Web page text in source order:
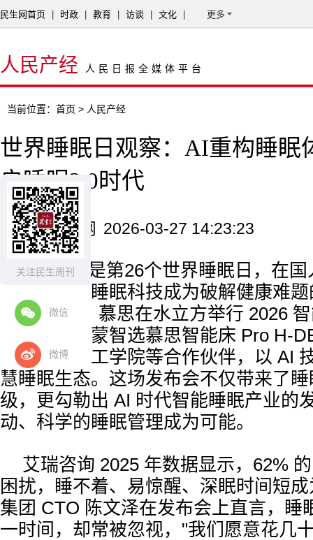
关注民生周刊
微信
微博
民生网首页 时政 教育 访谈 文化 更多
人民产经 人民日报全媒体平台
当前位置： 首页 > 人民产经
世界睡眠日观察：AI重构睡眠
启睡眠3.0时代
来源：环球网 2026-03-27 14:23:23
3月21日是第26个世界睡眠日，在
显的当下，睡眠科技成为破解健康难
3 月 20 日，慕思在水立方举行 2026
重磅推出鸿蒙智选慕思智能床 Pro H-
为、麻省理工学院等合作伙伴，以 AI
慧睡眠生态。这场发布会不仅带来了
级，更勾勒出 AI 时代智能睡眠产业的
动、科学的睡眠管理成为可能。
艾瑞咨询 2025 年数据显示，62%
困扰，睡不着、易惊醒、深眠时间短
集团 CTO 陈文泽在发布会上直言，睡
一时间，却常被忽视，"我们愿意花几